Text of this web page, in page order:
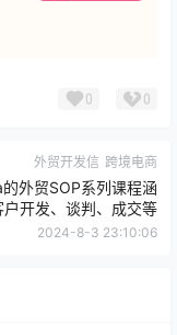
0 0
外贸开发信 跨境电商
的外贸SOP系列课程涵
户开发、谈判、成交等
2024-8-3 23:10:06